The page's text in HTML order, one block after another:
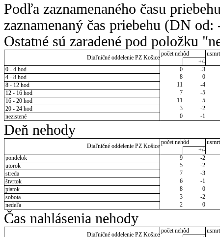
Podľa zaznamenaného času
zaznamenaný čas priebehu (DN
Ostatné sú zaradené pod položku
Diaľničné oddelenie PZ Košice
počet nehôd
+/-
0 - 4 hod
0
-3
4 - 8 hod
8
0
8 - 12 hod
11
-4
12 - 16 hod
7
-5
16 - 20 hod
11
5
20 - 24 hod
3
-2
nezistené
0 -1
Deň nehody
Diaľničné oddelenie PZ Košice
počet nehôd
+/-
pondelok
9
-2
utorok
5
-2
streda
7
-3
štvrtok
6
-1
piatok
8
0
sobota
3
-2
nedeľa
2 0
Čas nahlásenia nehody
Diaľničné oddelenie PZ Košice
počet nehôd